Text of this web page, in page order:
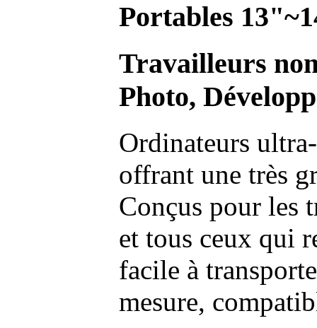
Portables
Travailleurs
Photo,
Ordinateurs
offrant une très
Conçus pour les
et tous ceux qui
facile à
mesure,